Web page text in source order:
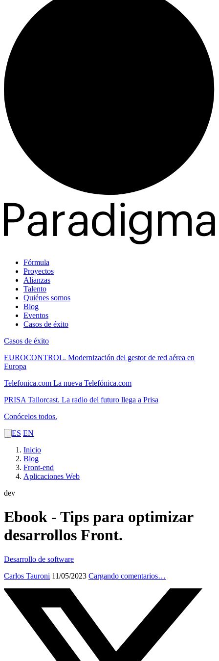
Fórmula
Proyectos
Alianzas
Talento
Quiénes somos
Blog
Eventos
Casos de éxito
Casos de éxito
EUROCONTROL. Modernización del gestor de red aérea en
Europa
Telefonica.com La nueva Telefónica.com
PRISA Tailorcast. La radio del futuro llega a Prisa
Conócelos todos.
ES EN
Inicio
Blog
Front-end
Aplicaciones Web
dev
Ebook - Tips para optimizar
desarrollos Front.
Desarrollo de software
Carlos Tauroni 11/05/2023 Cargando comentarios…